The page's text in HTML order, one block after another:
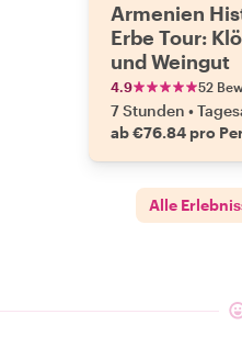
Armenien
Erbe Tour:
und Weingut
4.9 52
7 Stunden •
ab €76.84 pro
Alle